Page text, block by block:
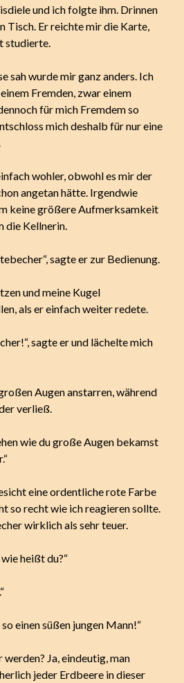
und ich folgte ihm. Drinnen
Tisch. Er reichte mir die Karte,
studierte.
sah wurde mir ganz anders. Ich
Fremden, zwar einem
für mich Fremdem so
mich deshalb für nur eine
wohler, obwohl es mir der
angetan hätte. Irgendwie
keine größere Aufmerksamkeit
die Kellnerin.
sagte er zur Bedienung.
und meine Kugel
als er einfach weiter redete.
sagte er und lächelte mich
Augen anstarren, während
verließ.
wie du große Augen bekamst
eine ordentliche rote Farbe
so recht wie ich reagieren sollte.
wirklich als sehr teuer.
heißt du?“
so einen süßen jungen Mann!“
Ja, eindeutig, man
jeder Erdbeere in dieser